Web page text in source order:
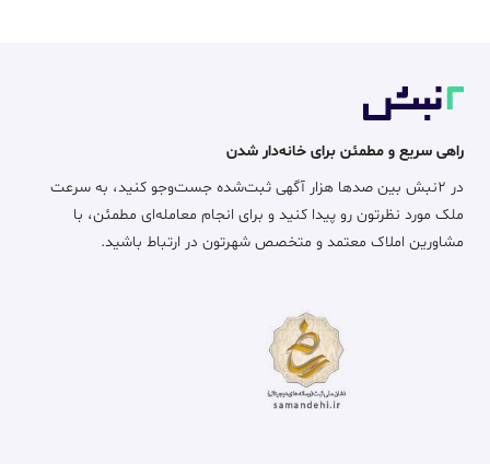
راهی سریع و مطمئن برای خانه‌دار شدن
در ۲نبش بین صدها هزار آگهی ثبت‌شده جست‌وجو کنید، به سرعت
ملک مورد نظرتون رو پیدا کنید و برای انجام معامله‌ای مطمئن، با
مشاورین املاک معتمد و متخصص شهرتون در ارتباط باشید.